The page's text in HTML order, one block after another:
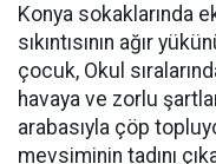
Konya sokaklarında
sıkıntısının ağır
çocuk, Okul
havaya ve zorlu
arabasıyla çöp
mevsiminin tadını